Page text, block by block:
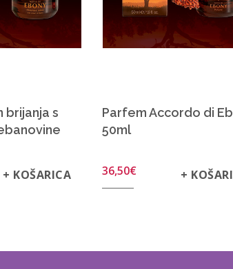
brijanja s
+ KOŠARICA
Parfem Accordo di
50ml
36,50€ +